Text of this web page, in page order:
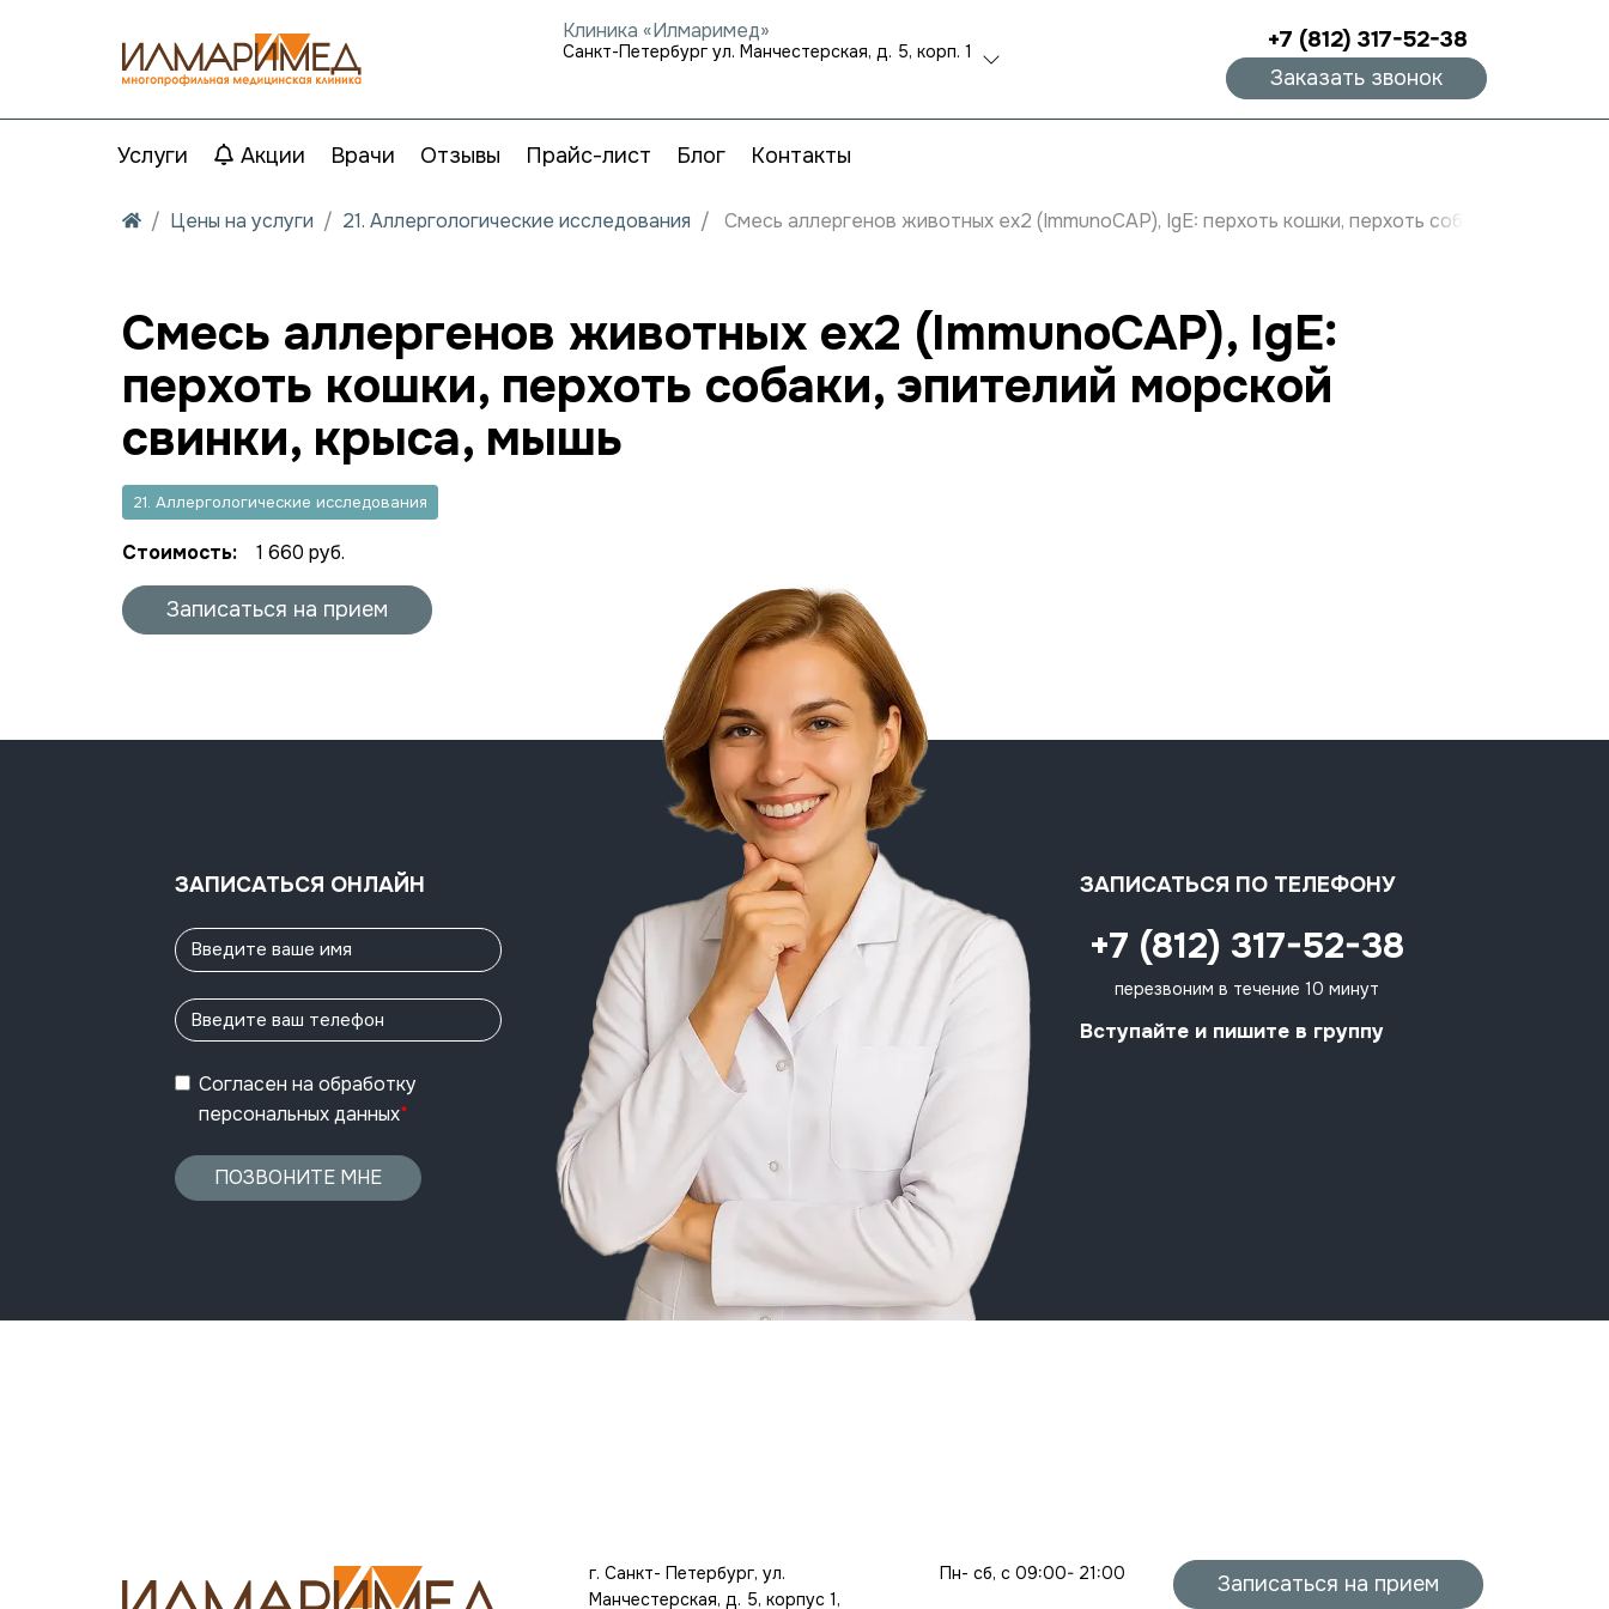
Клиника «Илмаримед»
Санкт-Петербург ул. Манчестерская, д. 5, корп. 1 +7 (812) 317-52-38
Заказать звонок
Услуги Акции Врачи Отзывы Прайс-лист Блог Контакты
Цены на услуги 21. Аллергологические исследования Смесь аллергенов животных ex2 (ImmunoCAP), IgE: перхоть кошки, перхоть собаки, эпителий
Смесь аллергенов животных ex2 (ImmunoCAP), IgE:
перхоть кошки, перхоть собаки, эпителий морской
свинки, крыса, мышь
21. Аллергологические исследования
Стоимость: 1 660 руб.
Записаться на прием
ЗАПИСАТЬСЯ ОНЛАЙН
Согласен на обработку
персональных данных*
ПОЗВОНИТЕ МНЕ
ЗАПИСАТЬСЯ ПО ТЕЛЕФОНУ
+7 (812) 317-52-38
перезвоним в течение 10 минут
Вступайте и пишите в группу
г. Санкт- Петербург, ул.
Манчестерская, д. 5, корпус 1,
Пн- сб, с 09:00- 21:00 Записаться на прием